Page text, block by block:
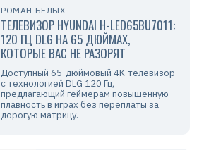
РОМАН БЕЛЫХ
ТЕЛЕВИЗОР HYUNDAI H-LED65BU7011:
120 ГЦ DLG НА 65 ДЮЙМАХ,
КОТОРЫЕ ВАС НЕ РАЗОРЯТ
Доступный 65-дюймовый 4K-телевизор
с технологией DLG 120 Гц,
предлагающий геймерам повышенную
плавность в играх без переплаты за
дорогую матрицу.